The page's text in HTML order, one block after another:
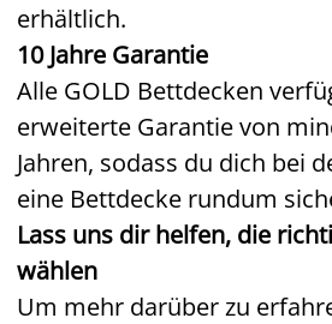
erhältlich.
10 Jahre Garantie
Alle GOLD Bettdecken
erweiterte Garantie von
Jahren, sodass du dich bei
eine Bettdecke rundum
Lass uns dir helfen, die
wählen
Um mehr darüber zu